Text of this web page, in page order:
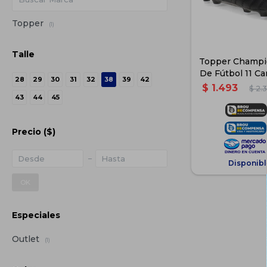
Topper
De Fútbol 11
-
$ 1.493 $
Topper (1)
Talle
28 29 30 31 32 38 39 42
43 44 45
Precio ($)
Especiales
Outlet (1)